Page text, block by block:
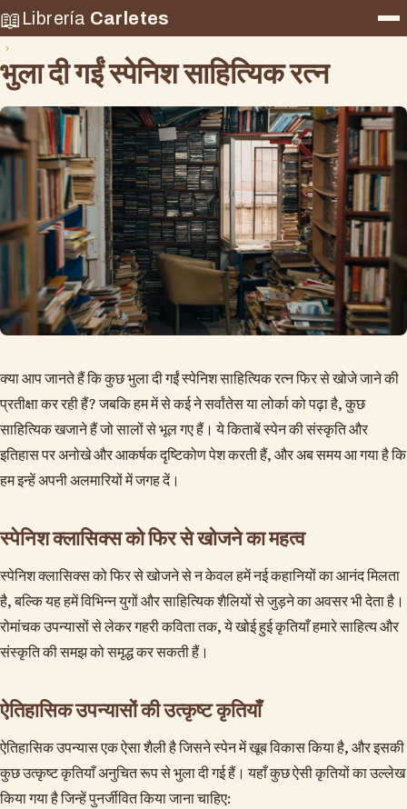
📖 Librería Carletes
भुला दी गईं स्पेनिश साहित्यिक रत्न
क्या आप जानते हैं कि कुछ भुला दी गईं स्पेनिश साहित्यिक रत्न फिर से खोजे जाने की
प्रतीक्षा कर रही हैं? जबकि हम में से कई ने सर्वांतेस या लोर्का को पढ़ा है, कुछ
साहित्यिक खजाने हैं जो सालों से भूल गए हैं। ये किताबें स्पेन की संस्कृति और
इतिहास पर अनोखे और आकर्षक दृष्टिकोण पेश करती हैं, और अब समय आ गया है कि
हम इन्हें अपनी अलमारियों में जगह दें।
स्पेनिश क्लासिक्स को फिर से खोजने का महत्व
स्पेनिश क्लासिक्स को फिर से खोजने से न केवल हमें नई कहानियों का आनंद मिलता
है, बल्कि यह हमें विभिन्न युगों और साहित्यिक शैलियों से जुड़ने का अवसर भी देता है।
रोमांचक उपन्यासों से लेकर गहरी कविता तक, ये खोई हुई कृतियाँ हमारे साहित्य और
संस्कृति की समझ को समृद्ध कर सकती हैं।
ऐतिहासिक उपन्यासों की उत्कृष्ट कृतियाँ
ऐतिहासिक उपन्यास एक ऐसा शैली है जिसने स्पेन में खूब विकास किया है, और इसकी
कुछ उत्कृष्ट कृतियाँ अनुचित रूप से भुला दी गई हैं। यहाँ कुछ ऐसी कृतियों का उल्लेख
किया गया है जिन्हें पुनर्जीवित किया जाना चाहिए: